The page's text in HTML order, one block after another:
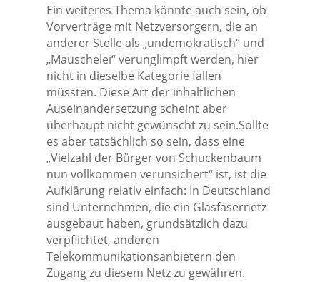
Ein weiteres Thema könnte auch sein, ob
Vorverträge mit Netzversorgern, die an
anderer Stelle als „undemokratisch“ und
„Mauschelei“ verunglimpft werden, hier
nicht in dieselbe Kategorie fallen
müssten. Diese Art der inhaltlichen
Auseinandersetzung scheint aber
überhaupt nicht gewünscht zu sein.Sollte
es aber tatsächlich so sein, dass eine
„Vielzahl der Bürger von Schuckenbaum
nun vollkommen verunsichert“ ist, ist die
Aufklärung relativ einfach: In Deutschland
sind Unternehmen, die ein Glasfasernetz
ausgebaut haben, grundsätzlich dazu
verpflichtet, anderen
Telekommunikationsanbietern den
Zugang zu diesem Netz zu gewähren.